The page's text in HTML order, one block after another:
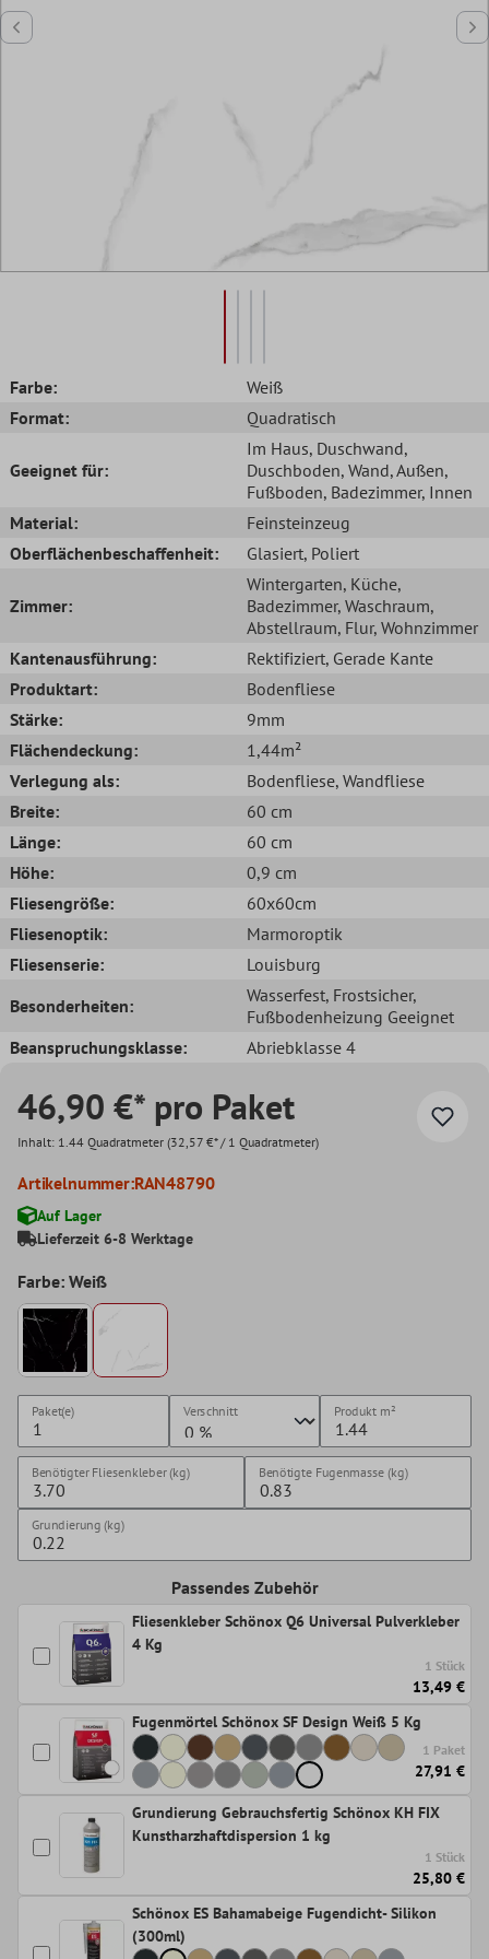
Farbe:
Weiß
Format:
Quadratisch
Geeignet für:
Im Haus, Duschwand,
Duschboden, Wand, Außen,
Fußboden, Badezimmer, Innen
Material:
Feinsteinzeug
Oberflächenbeschaffenheit:
Glasiert, Poliert
Zimmer:
Wintergarten, Küche,
Badezimmer, Waschraum,
Abstellraum, Flur, Wohnzimmer
Kantenausführung:
Rektifiziert, Gerade Kante
Produktart:
Bodenfliese
Stärke:
9mm
Flächendeckung:
1,44m²
Verlegung als:
Bodenfliese, Wandfliese
Breite:
60 cm
Länge:
60 cm
Höhe:
0,9 cm
Fliesengröße:
60x60cm
Fliesenoptik:
Marmoroptik
Fliesenserie:
Louisburg
Besonderheiten:
Wasserfest, Frostsicher,
Fußbodenheizung Geeignet
Beanspruchungsklasse:
Abriebklasse 4
46,90 €* pro Paket
Inhalt: 1.44 Quadratmeter (32,57 €* / 1 Quadratmeter)
Artikelnummer:RAN48790
Auf Lager
Lieferzeit 6-8 Werktage
Farbe: Weiß
Paket(e) Verschnitt Produkt m²
Benötigter Fliesenkleber (kg) Benötigte Fugenmasse (kg)
Grundierung (kg)
Passendes Zubehör
Fliesenkleber Schönox Q6 Universal Pulverkleber
4 Kg
1 Stück
13,49 €
Fugenmörtel Schönox SF Design Weiß 5 Kg
1 Paket
27,91 €
Grundierung Gebrauchsfertig Schönox KH FIX
Kunstharzhaftdispersion 1 kg
1 Stück
25,80 €
Schönox ES Bahamabeige Fugendicht- Silikon
(300ml)